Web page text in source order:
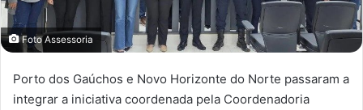
Foto Assessoria
Porto dos Gaúchos e Novo Horizonte do Norte passaram a
integrar a iniciativa coordenada pela Coordenadoria